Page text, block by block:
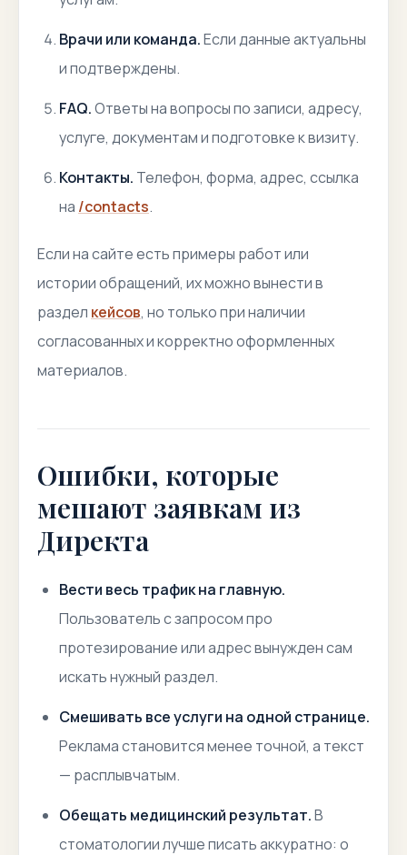
Врачи или команда.Если данные актуальны
и подтверждены.
FAQ.Ответы на вопросы по записи, адресу,
услуге, документам и подготовке к визиту.
Контакты. Телефон, форма, адрес, ссылка
на /contacts.
Если на сайте есть примеры работ или
истории обращений, их можно вынести в
раздел кейсов, но только при наличии
согласованных и корректно оформленных
материалов.
Ошибки, которые
мешают заявкам из
Директа
Вести весь трафик на главную.
Пользователь с запросом про
протезирование или адрес вынужден сам
искать нужный раздел.
Смешивать все услуги на одной странице.
Реклама становится менее точной, а текст
— расплывчатым.
Обещать медицинский результат.В
стоматологии лучше писать аккуратно: о